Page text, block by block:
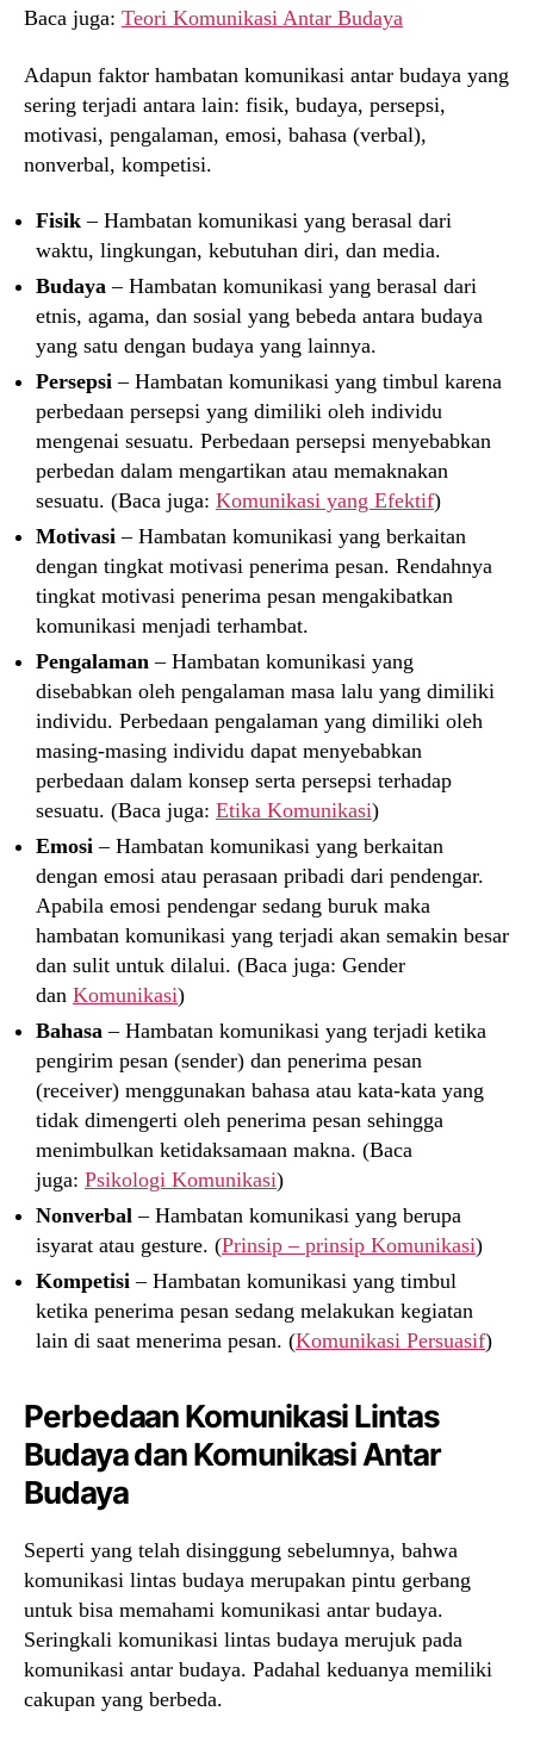
Baca juga: Teori Komunikasi Antar Budaya
Adapun faktor hambatan komunikasi antar budaya yang
sering terjadi antara lain: fisik, budaya, persepsi,
motivasi, pengalaman, emosi, bahasa (verbal),
nonverbal, kompetisi.
Fisik – Hambatan komunikasi yang berasal dari
waktu, lingkungan, kebutuhan diri, dan media.
Budaya – Hambatan komunikasi yang berasal dari
etnis, agama, dan sosial yang bebeda antara budaya
yang satu dengan budaya yang lainnya.
Persepsi – Hambatan komunikasi yang timbul karena
perbedaan persepsi yang dimiliki oleh individu
mengenai sesuatu. Perbedaan persepsi menyebabkan
perbedan dalam mengartikan atau memaknakan
sesuatu. (Baca juga: Komunikasi yang Efektif)
Motivasi – Hambatan komunikasi yang berkaitan
dengan tingkat motivasi penerima pesan. Rendahnya
tingkat motivasi penerima pesan mengakibatkan
komunikasi menjadi terhambat.
Pengalaman – Hambatan komunikasi yang
disebabkan oleh pengalaman masa lalu yang dimiliki
individu. Perbedaan pengalaman yang dimiliki oleh
masing-masing individu dapat menyebabkan
perbedaan dalam konsep serta persepsi terhadap
sesuatu. (Baca juga: Etika Komunikasi)
Emosi – Hambatan komunikasi yang berkaitan
dengan emosi atau perasaan pribadi dari pendengar.
Apabila emosi pendengar sedang buruk maka
hambatan komunikasi yang terjadi akan semakin besar
dan sulit untuk dilalui. (Baca juga: Gender
dan Komunikasi)
Bahasa – Hambatan komunikasi yang terjadi ketika
pengirim pesan (sender) dan penerima pesan
(receiver) menggunakan bahasa atau kata-kata yang
tidak dimengerti oleh penerima pesan sehingga
menimbulkan ketidaksamaan makna. (Baca
juga: Psikologi Komunikasi)
Nonverbal – Hambatan komunikasi yang berupa
isyarat atau gesture. (Prinsip – prinsip Komunikasi)
Kompetisi – Hambatan komunikasi yang timbul
ketika penerima pesan sedang melakukan kegiatan
lain di saat menerima pesan. (Komunikasi Persuasif)
Perbedaan Komunikasi Lintas
Budaya dan Komunikasi Antar
Budaya
Seperti yang telah disinggung sebelumnya, bahwa
komunikasi lintas budaya merupakan pintu gerbang
untuk bisa memahami komunikasi antar budaya.
Seringkali komunikasi lintas budaya merujuk pada
komunikasi antar budaya. Padahal keduanya memiliki
cakupan yang berbeda.